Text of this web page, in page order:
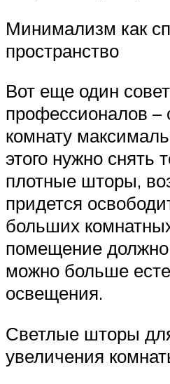
Минимализм как
пространство
Вот еще один
профессионалов –
комнату
этого нужно снять
плотные шторы,
придется
больших
помещение должно
можно больше
освещения.
Светлые шторы
увеличения